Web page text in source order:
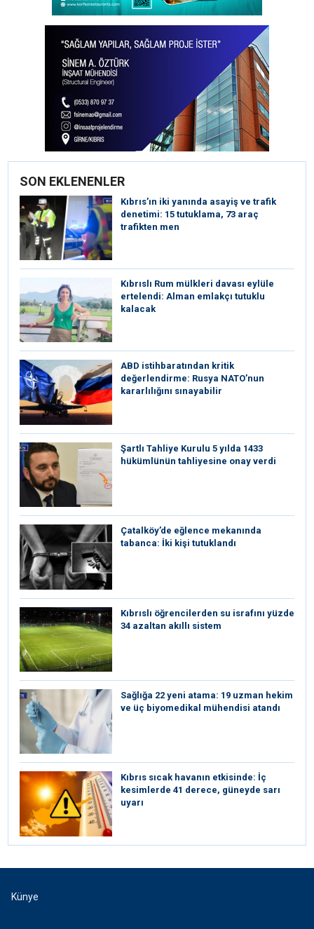
SON EKLENENLER
Kıbrıs’ın iki yanında asayiş ve trafik
denetimi: 15 tutuklama, 73 araç
trafikten men
Kıbrıslı Rum mülkleri davası eylüle
ertelendi: Alman emlakçı tutuklu
kalacak
ABD istihbaratından kritik
değerlendirme: Rusya NATO’nun
kararlılığını sınayabilir
Şartlı Tahliye Kurulu 5 yılda 1433
hükümlünün tahliyesine onay verdi
Çatalköy’de eğlence mekanında
tabanca: İki kişi tutuklandı
Kıbrıslı öğrencilerden su israfını yüzde
34 azaltan akıllı sistem
Sağlığa 22 yeni atama: 19 uzman hekim
ve üç biyomedikal mühendisi atandı
Kıbrıs sıcak havanın etkisinde: İç
kesimlerde 41 derece, güneyde sarı
uyarı
Künye